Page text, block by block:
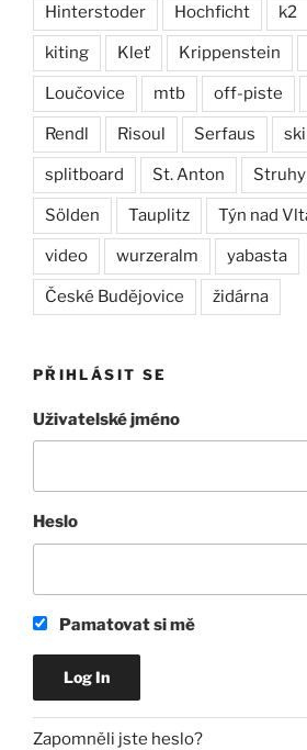
Hinterstoder Hochficht k2
kiting Kleť Krippenstein
Loučovice mtb off-piste
Rendl Risoul Serfaus ski
splitboard St. Anton Struhy
Sölden Tauplitz Týn nad
video wurzeralm yabasta
České Budějovice židárna
PŘIHLÁSIT SE
Uživatelské jméno
Heslo
Pamatovat si mě
Zapomněli jste heslo?